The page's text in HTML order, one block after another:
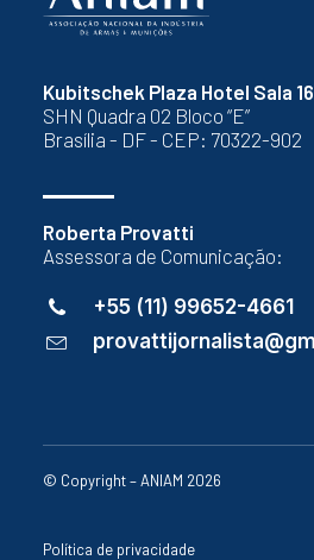
Kubitschek Plaza Hotel Sala
SHN Quadra 02 Bloco “E”
Brasília - DF - CEP: 70322-902
Roberta Provatti
Assessora de Comunicação:
+55 (11) 99652-4661
© Copyright – ANIAM 2026
Política de privacidade